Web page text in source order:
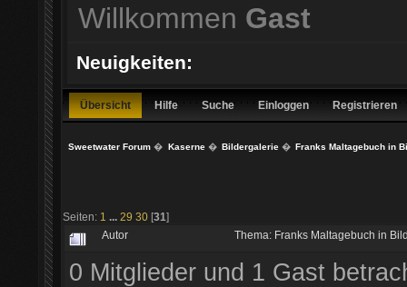
Willkommen Gast
Neuigkeiten:
Übersicht Hilfe Suche Einloggen Registrieren
Sweetwater Forum � Kaserne� Bildergalerie� Franks Maltagebuch in
Seiten: 1 ... 29 30 [31]
Autor Thema: Franks Maltagebuch in
0 Mitglieder und 1 Gast